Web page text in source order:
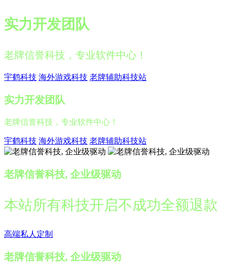
实力开发团队
老牌信誉科技，专业软件中心！
宇鹤科技 海外游戏科技 老牌辅助科技站
实力开发团队
老牌信誉科技，专业软件中心！
宇鹤科技 海外游戏科技 老牌辅助科技站
老牌信誉科技, 企业级驱动
本站所有科技开启不成功全额退款
高端私人定制
老牌信誉科技, 企业级驱动